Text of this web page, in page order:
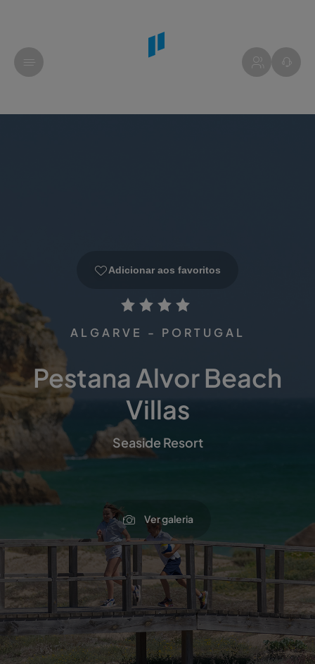
Adicionar aos favoritos
ALGARVE - PORTUGAL
Pestana Alvor Beach
Villas
Seaside Resort
Ver galeria